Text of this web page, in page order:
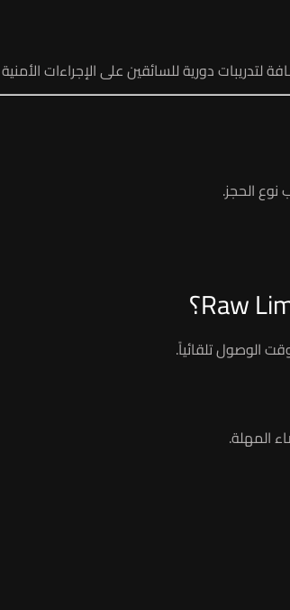
نوع الحجز.
المهلة.